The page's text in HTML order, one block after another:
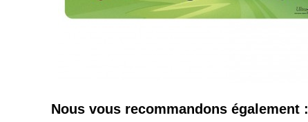
Nous vous recommandons également :